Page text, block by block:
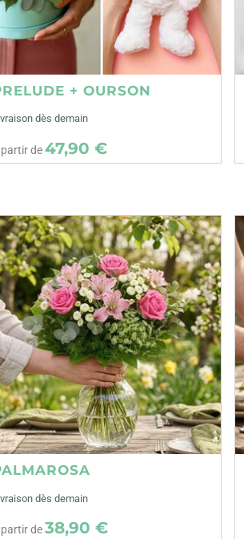
+ OURSON
dès demain
partir de47,90 €
dès demain
partir de38,90 €